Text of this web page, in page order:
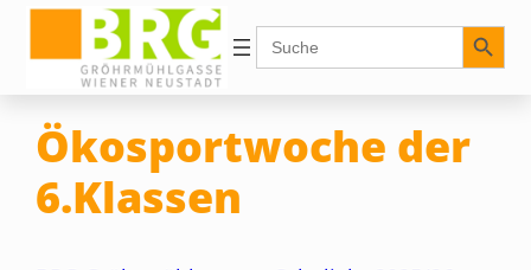
Inhalt
springen
Search
for:
Search Button
Ökosportwoche der
6.Klassen